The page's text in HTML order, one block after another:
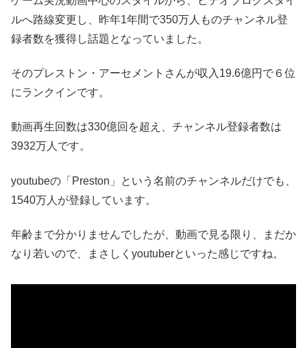
ルへ路線変更し、昨年1年間で350万人ものチャンネル登
録者数を獲得し話題となっていました。
そのプレストン・アーセメントさんが収入19.6億円で６位
にランクインです。
動画再生回数は330億回を超え、チャンネル登録者数は
3932万人です。
youtubeの「Preston」という名前のチャンネルだけでも、
1540万人が登録しています。
年齢まで分かりませんでしたが、動画で見る限り、まだか
なり若いので、まさしくyoutuberといった感じですね。